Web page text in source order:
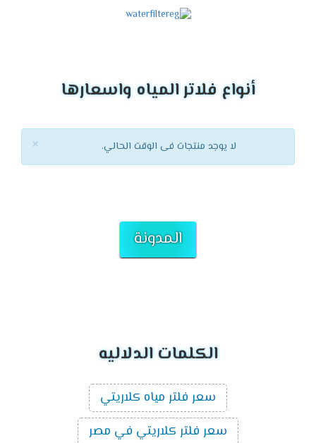
أنواع فلاتر المياه واسعارها
× لا يوجد منتجات فى الوقت الحالي.
المدونة
الكلمات الدلاليه
سعر فلتر مياه كلاريتي
سعر فلتر كلاريتي في مصر